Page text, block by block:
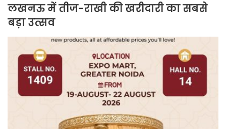
लखनऊ में तीज-राखी की खरीदारी का सबसे
बड़ा उत्सव